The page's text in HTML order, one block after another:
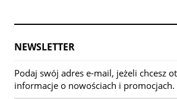
NEWSLETTER
Podaj swój adres e-mail, jeżeli chcesz
informacje o nowościach i promocjach.